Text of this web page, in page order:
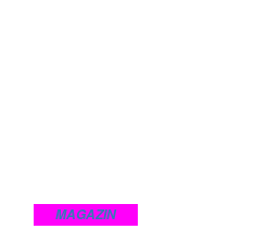
MAGAZIN